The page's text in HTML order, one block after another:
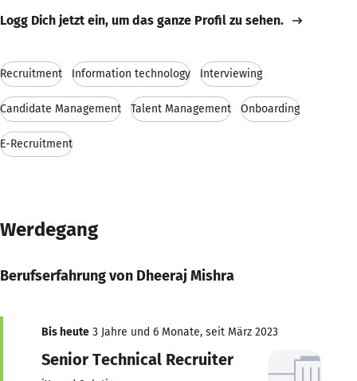
Logg Dich jetzt ein, um das ganze Profil zu sehen.
Recruitment Information technology Interviewing
Candidate Management Talent Management Onboarding
E-Recruitment
Werdegang
Berufserfahrung von Dheeraj Mishra
Bis heute 3 Jahre und 6 Monate, seit März 2023
Senior Technical Recruiter